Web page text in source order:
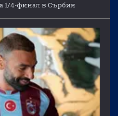
1/4-финал в Сърбия